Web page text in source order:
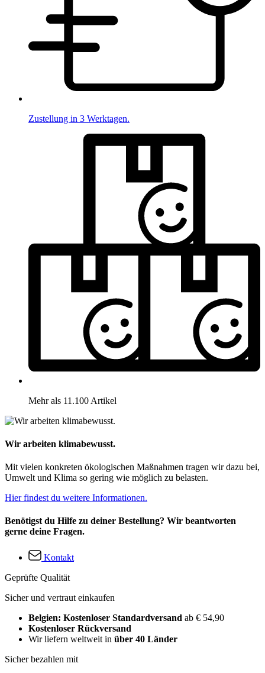
Zustellung in 3 Werktagen.
Mehr als 11.100 Artikel
Wir arbeiten klimabewusst.
Mit vielen konkreten ökologischen Maßnahmen tragen wir dazu bei,
Umwelt und Klima so gering wie möglich zu belasten.
Hier findest du weitere Informationen.
Benötigst du Hilfe zu deiner Bestellung? Wir beantworten
gerne deine Fragen.
Kontakt
Geprüfte Qualität
Sicher und vertraut einkaufen
Belgien: Kostenloser Standardversand ab € 54,90
Kostenloser Rückversand
Wir liefern weltweit in über 40 Länder
Sicher bezahlen mit